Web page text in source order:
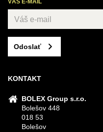
VÁŠ E-MAIL
Odoslať
KONTAKT
BOLEX Group s.r.o.
Bolešov 448
018 53
Bolešov